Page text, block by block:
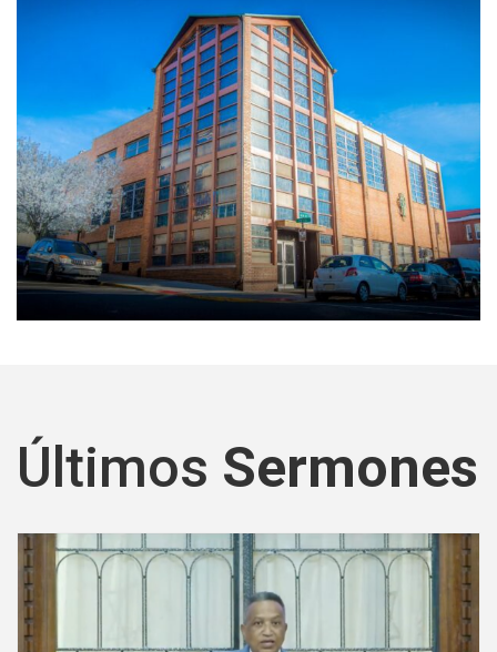
Últimos Sermones